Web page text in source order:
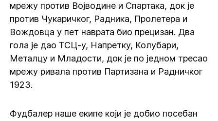
мрежу против Војводине и Спартака, док је
против Чукаричког, Радника, Пролетера и
Вождовца у пет наврата био прецизан. Два
гола је дао ТСЦ-у, Напретку, Колубари,
Металцу и Младости, док је по једном тресао
мрежу ривала против Партизана и Радничког
1923.
Фудбалер наше екипе који је добио посебан